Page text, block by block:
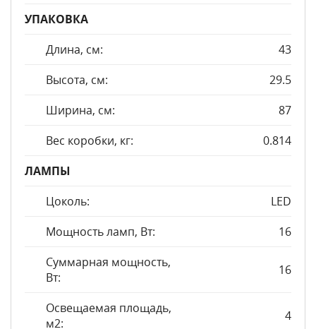
УПАКОВКА
Длина, см:
43
Высота, см:
29.5
Ширина, см:
87
Вес коробки, кг:
0.814
ЛАМПЫ
Цоколь:
LED
Мощность ламп, Вт:
16
Суммарная мощность,
Вт:
16
Освещаемая площадь,
м2:
4